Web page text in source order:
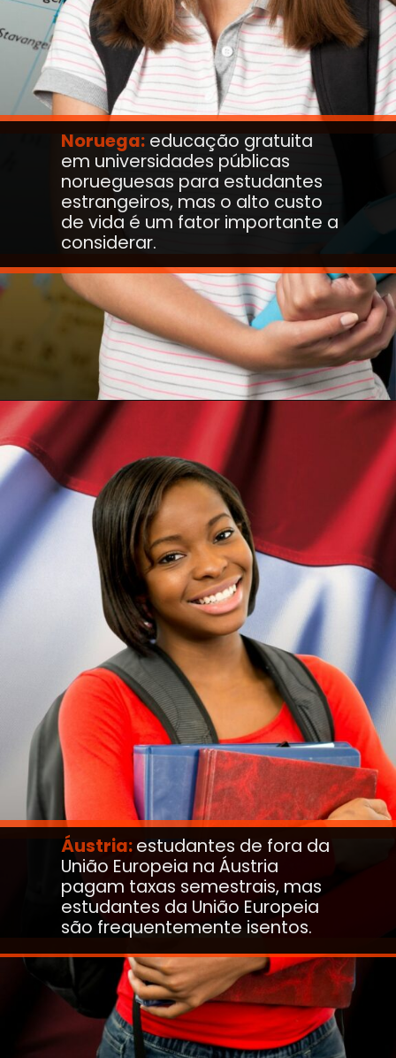
Noruega: educação gratuita
em universidades públicas
norueguesas para estudantes
estrangeiros, mas o alto custo
de vida é um fator importante a
considerar.
Áustria:estudantes de fora da
União Europeia na Áustria
pagam taxas semestrais, mas
estudantes da União Europeia
são frequentemente isentos.